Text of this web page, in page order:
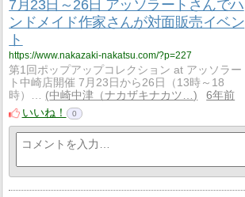
7月23日～26日 アッソラートさんでハ
ンドメイド作家さんが対面販売イベン
ト
https://www.nakazaki-nakatsu.com/?p=227
第1回ポップアップコレクション at アッソラー
ト中崎店開催 7月23日から26日（13時～18
時）…
中崎中津（ナカザキナカツ…
6年前
いいね！
0